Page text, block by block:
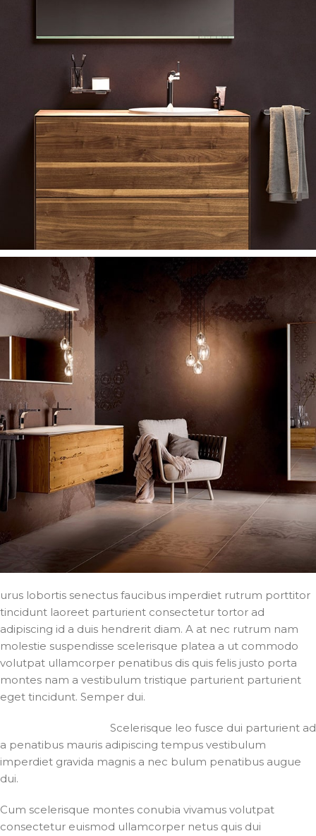
urus lobortis senectus faucibus imperdiet rutrum porttitor
tincidunt laoreet parturient consectetur tortor ad
adipiscing id a duis hendrerit diam. A at nec rutrum nam
molestie suspendisse scelerisque platea a ut commodo
volutpat ullamcorper penatibus dis quis felis justo porta
montes nam a vestibulum tristique parturient parturient
eget tincidunt. Semper dui.
Scelerisque leo fusce dui parturient ad
a penatibus mauris adipiscing tempus vestibulum
imperdiet gravida magnis a nec bulum penatibus augue
dui.
Cum scelerisque montes conubia vivamus volutpat
consectetur euismod ullamcorper netus quis dui